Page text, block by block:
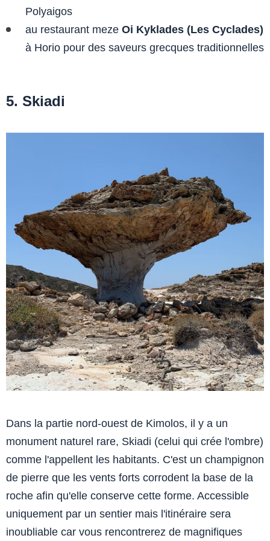
Polyaigos
au restaurant meze Oi Kyklades (Les Cyclades)
à Horio pour des saveurs grecques traditionnelles
5. Skiadi
Dans la partie nord-ouest de Kimolos, il y a un
monument naturel rare, Skiadi (celui qui crée l'ombre)
comme l'appellent les habitants. C'est un champignon
de pierre que les vents forts corrodent la base de la
roche afin qu'elle conserve cette forme. Accessible
uniquement par un sentier mais l'itinéraire sera
inoubliable car vous rencontrerez de magnifiques